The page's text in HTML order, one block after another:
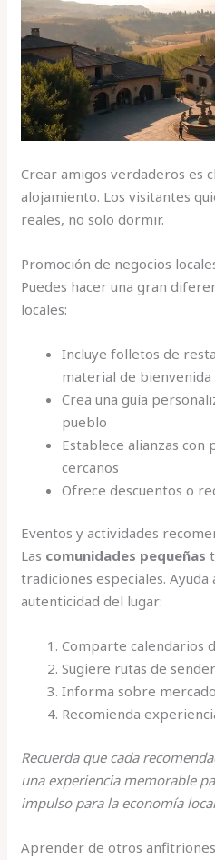
Crear amigos verdaderos es
alojamiento. Los visitantes
reales, no solo dormir.
Promoción de negocios
Puedes hacer una gran
locales:
Incluye folletos de
material de bienvenida
Crea una guía
pueblo
Establece alianzas con
cercanos
Ofrece descuentos o
Eventos y actividades
Las comunidades pequeñas
tradiciones especiales.
autenticidad del lugar:
Comparte calendarios
Sugiere rutas de
Informa sobre
Recomienda
Recuerda que cada
una experiencia memorable
impulso para la economía
Aprender de otros anfitriones